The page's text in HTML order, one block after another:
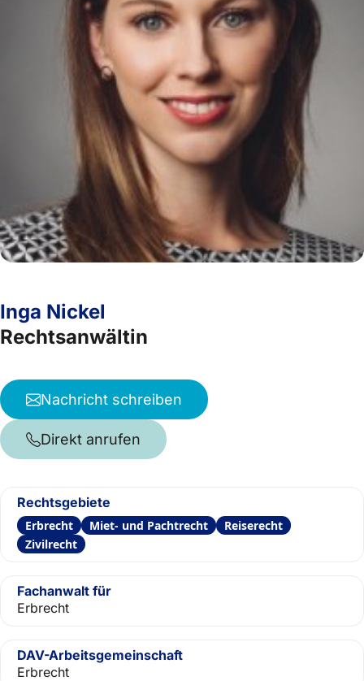
Inga Nickel
Rechtsanwältin
Nachricht schreiben
Direkt anrufen
Rechtsgebiete
Erbrecht Miet- und Pachtrecht
Reiserecht
Zivilrecht
Fachanwalt für
Erbrecht
DAV-Arbeitsgemeinschaft
Erbrecht